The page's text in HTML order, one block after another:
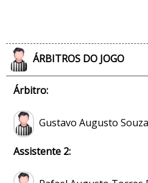
ÁRBITROS DO JOGO
Árbitro:
Gustavo Augusto
Assistente 2: